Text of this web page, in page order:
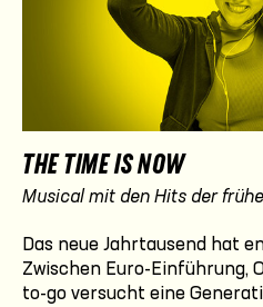
THE TIME IS NOW
Musical mit den Hits der
Das neue Jahrtausend hat
Zwischen Euro-Einführung,
to-go versucht eine